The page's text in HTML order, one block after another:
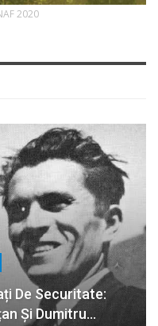
2020
De Securitate:
Și Dumitru…